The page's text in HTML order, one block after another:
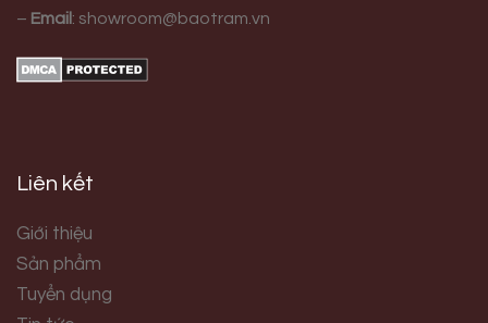
– Email : showroom@baotram.vn
Liên kết
Giới thiệu
Sản phẩm
Tuyển dụng